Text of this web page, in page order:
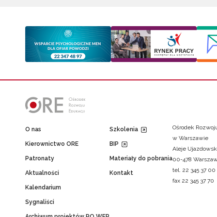
O nas
Kierownictwo ORE
Patronaty
Aktualności
Kalendarium
Sygnaliści
Szkolenia
BIP
Materiały do pobrania
Kontakt
Ośrodek
w Warszawie
Aleje
00-478
tel. 22 345 37 00
fax 22 345 37 70